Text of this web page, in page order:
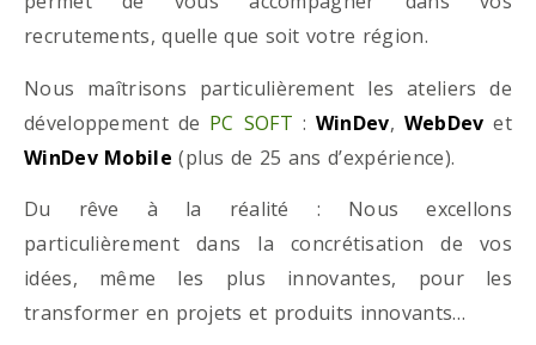
recrutements, quelle que soit votre région.
Nous maîtrisons particulièrement les ateliers de
développement de PC SOFT : WinDev, WebDev et
WinDev Mobile (plus de 25 ans d’expérience).
Du rêve à la réalité : Nous excellons
particulièrement dans la concrétisation de vos
idées, même les plus innovantes, pour les
transformer en projets et produits innovants…